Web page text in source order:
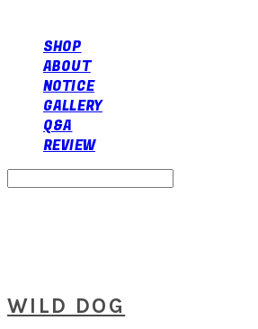
SHOP
ABOUT
NOTICE
GALLERY
Q&A
REVIEW
WILD DOG